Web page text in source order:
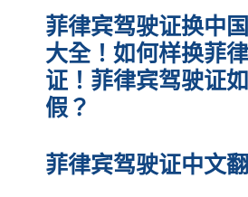
菲律宾驾驶证换中
大全！如何样换菲
证！菲律宾驾驶证
假？
菲律宾驾驶证中文